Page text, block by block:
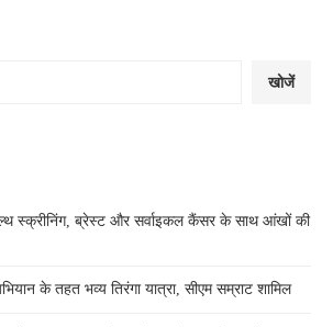
खोजें
स्क्रीनिंग, ब्रेस्ट और सर्वाइकल कैंसर के साथ आंखों की
के तहत भव्य तिरंगा यात्रा, सीएम सम्राट शामिल